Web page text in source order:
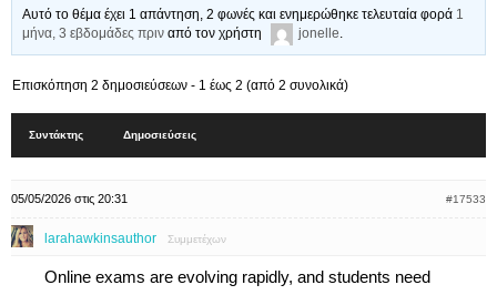
Αυτό το θέμα έχει 1 απάντηση, 2 φωνές και ενημερώθηκε τελευταία φορά 1
μήνα, 3 εβδομάδες πριν από τον χρήστη jonelle.
Επισκόπηση 2 δημοσιεύσεων - 1 έως 2 (από 2 συνολικά)
Συντάκτης Δημοσιεύσεις
05/05/2026 στις 20:31 #17533
larahawkinsauthor Συμμετέχων
Online exams are evolving rapidly, and students need